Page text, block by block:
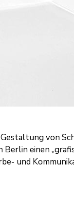
von
Berlineinen
und